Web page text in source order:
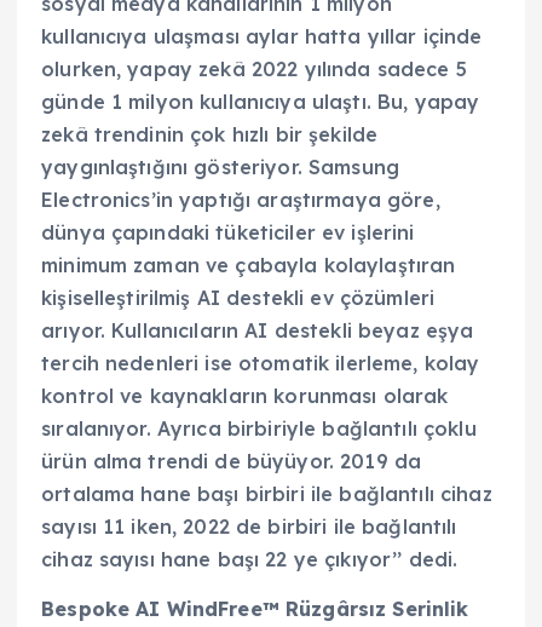
kullanıcıya ulaşması aylar hatta yıllar içinde
olurken, yapay zekâ 2022 yılında sadece 5
günde 1 milyon kullanıcıya ulaştı. Bu, yapay
zekâ trendinin çok hızlı bir şekilde
yaygınlaştığını gösteriyor. Samsung
Electronics’in yaptığı araştırmaya göre,
dünya çapındaki tüketiciler ev işlerini
minimum zaman ve çabayla kolaylaştıran
kişiselleştirilmiş AI destekli ev çözümleri
arıyor. Kullanıcıların AI destekli beyaz eşya
tercih nedenleri ise otomatik ilerleme, kolay
kontrol ve kaynakların korunması olarak
sıralanıyor. Ayrıca birbiriyle bağlantılı çoklu
ürün alma trendi de büyüyor. 2019 da
ortalama hane başı birbiri ile bağlantılı cihaz
sayısı 11 iken, 2022 de birbiri ile bağlantılı
cihaz sayısı hane başı 22 ye çıkıyor’’ dedi.
Bespoke AI WindFree™ Rüzgârsız Serinlik